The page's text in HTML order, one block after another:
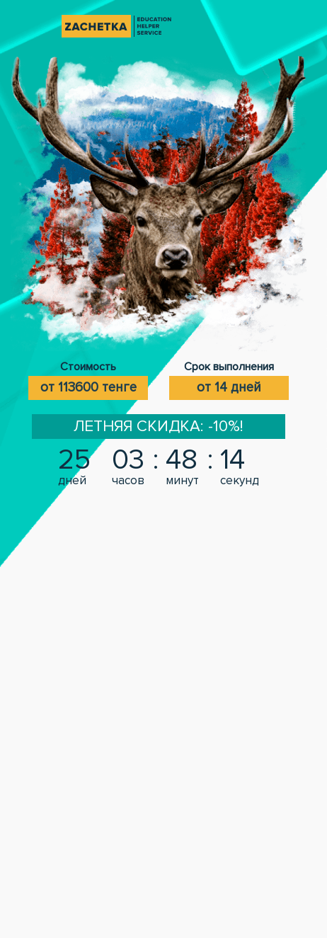
Стоимость
от 113600 тенге
Срок выполнения
от 14 дней
ЛЕТНЯЯ СКИДКА: -10%!
25
дней
03
часов
48
минут
13
секунд